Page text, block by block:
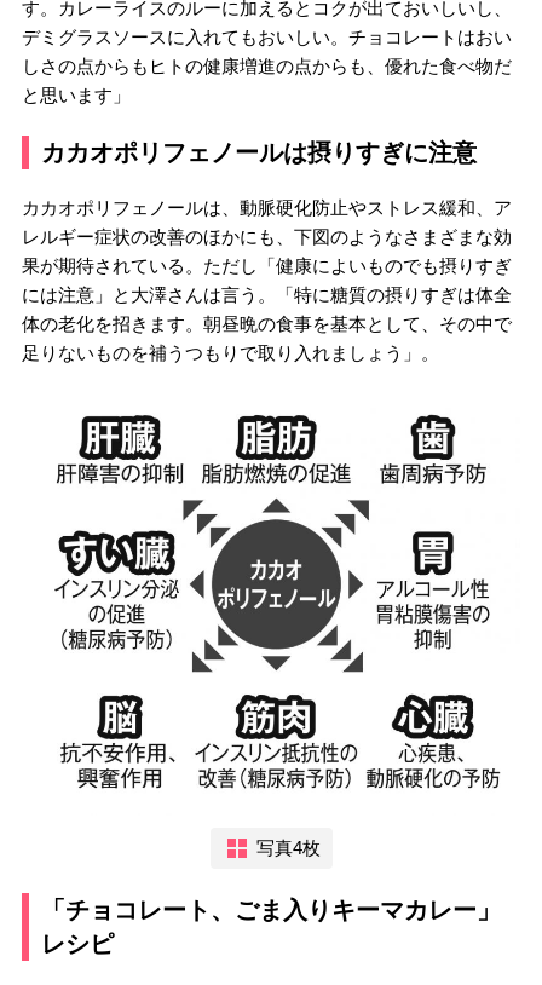
す。カレーライスのルーに加えるとコクが出ておいしいし、
デミグラスソースに入れてもおいしい。チョコレートはおい
しさの点からもヒトの健康増進の点からも、優れた食べ物だ
と思います」
カカオポリフェノールは摂りすぎに注意
カカオポリフェノールは、動脈硬化防止やストレス緩和、ア
レルギー症状の改善のほかにも、下図のようなさまざまな効
果が期待されている。ただし「健康によいものでも摂りすぎ
には注意」と大澤さんは言う。「特に糖質の摂りすぎは体全
体の老化を招きます。朝昼晩の食事を基本として、その中で
足りないものを補うつもりで取り入れましょう」。
写真4枚
「チョコレート、ごま入りキーマカレー」
レシピ